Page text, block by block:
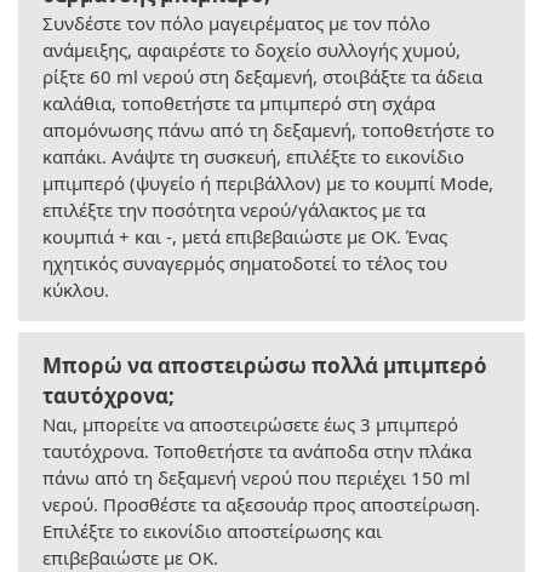
Συνδέστε τον πόλο μαγειρέματος με τον πόλο
ανάμειξης, αφαιρέστε το δοχείο συλλογής χυμού,
ρίξτε 60 ml νερού στη δεξαμενή, στοιβάξτε τα άδεια
καλάθια, τοποθετήστε τα μπιμπερό στη σχάρα
απομόνωσης πάνω από τη δεξαμενή, τοποθετήστε το
καπάκι. Ανάψτε τη συσκευή, επιλέξτε το εικονίδιο
μπιμπερό (ψυγείο ή περιβάλλον) με το κουμπί Mode,
επιλέξτε την ποσότητα νερού/γάλακτος με τα
κουμπιά + και -, μετά επιβεβαιώστε με OK. Ένας
ηχητικός συναγερμός σηματοδοτεί το τέλος του
κύκλου.
Μπορώ να αποστειρώσω πολλά μπιμπερό
ταυτόχρονα;
Ναι, μπορείτε να αποστειρώσετε έως 3 μπιμπερό
ταυτόχρονα. Τοποθετήστε τα ανάποδα στην πλάκα
πάνω από τη δεξαμενή νερού που περιέχει 150 ml
νερού. Προσθέστε τα αξεσουάρ προς αποστείρωση.
Επιλέξτε το εικονίδιο αποστείρωσης και
επιβεβαιώστε με OK.